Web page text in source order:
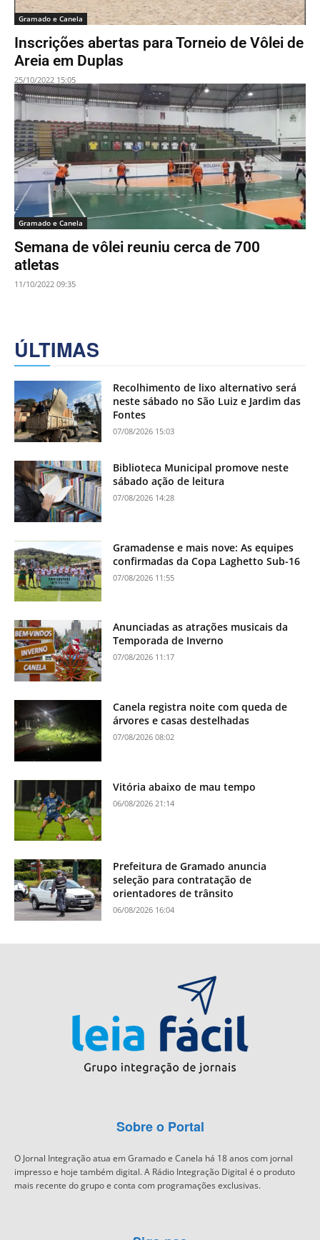
Gramado e Canela
Inscrições abertas para Torneio de Vôlei de
Areia em Duplas
25/10/2022 15:05
Gramado e Canela
Semana de vôlei reuniu cerca de 700
atletas
11/10/2022 09:35
ÚLTIMAS
Recolhimento de lixo alternativo será
neste sábado no São Luiz e Jardim das
Fontes
07/08/2026 15:03
Biblioteca Municipal promove neste
sábado ação de leitura
07/08/2026 14:28
Gramadense e mais nove: As equipes
confirmadas da Copa Laghetto Sub-16
07/08/2026 11:55
Anunciadas as atrações musicais da
Temporada de Inverno
07/08/2026 11:17
Canela registra noite com queda de
árvores e casas destelhadas
07/08/2026 08:02
Vitória abaixo de mau tempo
06/08/2026 21:14
Prefeitura de Gramado anuncia
seleção para contratação de
orientadores de trânsito
06/08/2026 16:04
Sobre o Portal
O Jornal Integração atua em Gramado e Canela há 18 anos com jornal
impresso e hoje também digital. A Rádio Integração Digital é o produto
mais recente do grupo e conta com programações exclusivas.